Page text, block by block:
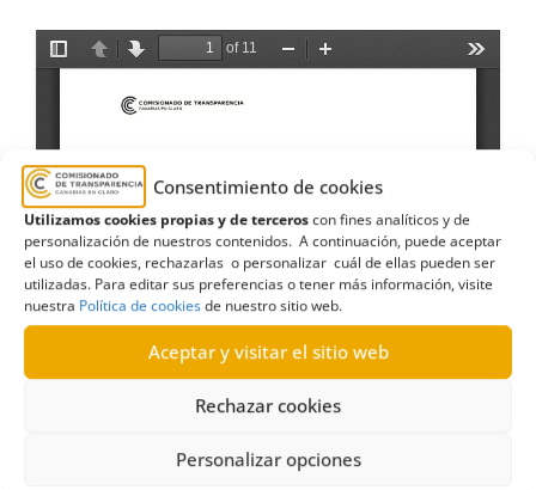
Consentimiento de cookies
Utilizamos cookies propias y de terceroscon fines analíticos y de
personalización de nuestros contenidos. A continuación, puede aceptar
el uso de cookies, rechazarlas o personalizar cuál de ellas pueden ser
utilizadas. Para editar sus preferencias o tener más información, visite
nuestra Política de cookiesde nuestro sitio web.
Aceptar y visitar el sitio web
Rechazar cookies
Personalizar opciones